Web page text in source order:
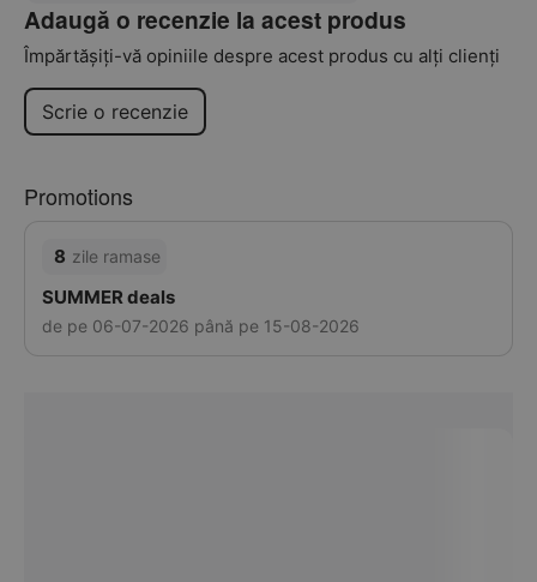
Adaugă o recenzie la acest produs
Împărtășiți-vă opiniile despre acest produs cu alți clienți
Scrie o recenzie
Promotions
8 zile ramase
SUMMER deals
de pe 06-07-2026 până pe 15-08-2026